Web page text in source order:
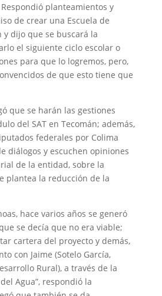
planteamientos y
de crear una Escuela de
y dijo que se buscará la
el siguiente ciclo escolar o
para que lo logremos, pero,
de que esto tiene que
que se harán las gestiones
del SAT en Tecomán; además,
federales por Colima
diálogos y escuchen opiniones
de la entidad, sobre la
plantea la reducción de la
hace varios años se generó
se decía que no era viable;
cartera del proyecto y demás,
con Jaime (Sotelo García,
Rural), a través de la
Agua”, respondió la